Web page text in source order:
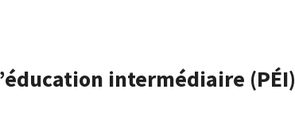
intermédiaire (PÉI)